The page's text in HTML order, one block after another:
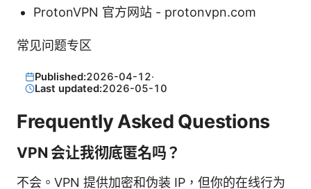
ProtonVPN 官方网站 - protonvpn.com
常见问题专区
Published:2026-04-12·
Last updated:2026-05-10
Frequently Asked Questions
VPN 会让我彻底匿名吗？
不会。VPN 提供加密和伪装 IP，但你的在线行为